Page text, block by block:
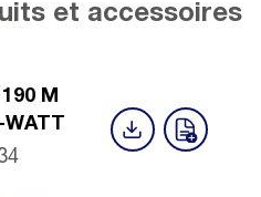
et accessoires
M